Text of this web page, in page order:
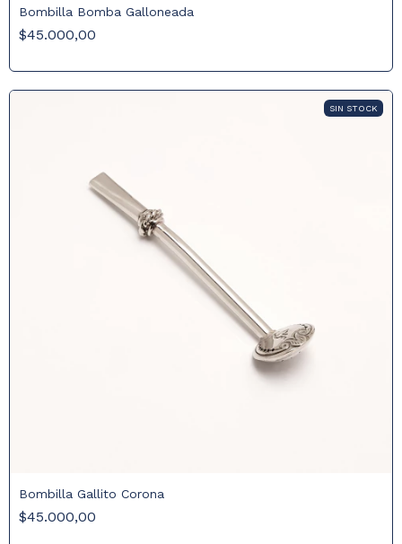
Bombilla Bomba Galloneada
$45.000,00
SIN STOCK
Bombilla Gallito Corona
$45.000,00